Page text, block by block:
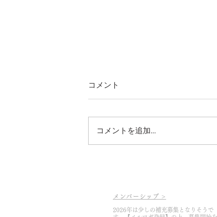
コメント
コメントを追加…
メンバーシップ >
2026年は少しの補充募集となりそうで